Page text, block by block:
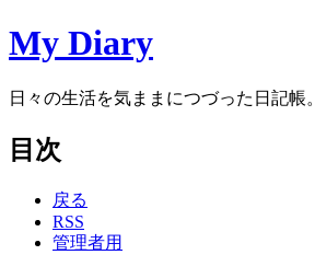
My Diary
日々の生活を気ままにつづった日記帳。
目次
戻る
RSS
管理者用